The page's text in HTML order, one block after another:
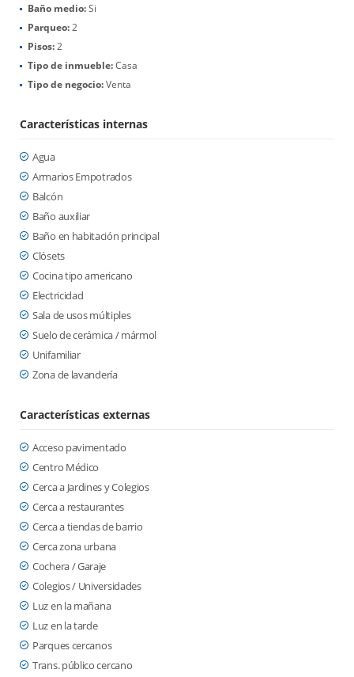
Baño medio:Si
Parqueo:2
Pisos:2
Tipo de inmueble:Casa
Tipo de negocio:Venta
Características internas
Agua
Armarios Empotrados
Balcón
Baño auxiliar
Baño en habitación principal
Clósets
Cocina tipo americano
Electricidad
Sala de usos múltiples
Suelo de cerámica / mármol
Unifamiliar
Zona de lavandería
Características externas
Acceso pavimentado
Centro Médico
Cerca a Jardines y Colegios
Cerca a restaurantes
Cerca a tiendas de barrio
Cerca zona urbana
Cochera / Garaje
Colegios / Universidades
Luz en la mañana
Luz en la tarde
Parques cercanos
Trans. público cercano